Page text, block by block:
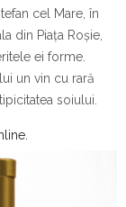
cel Mare, în
din Piața Roșie,
ei forme.
un vin cu rară
soiului.